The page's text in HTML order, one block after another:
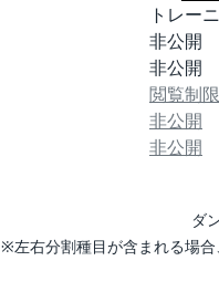
トレー
非公開
非公開
閲覧制限
非公開
非公開
ダ
※左右分割種目が含まれる場合